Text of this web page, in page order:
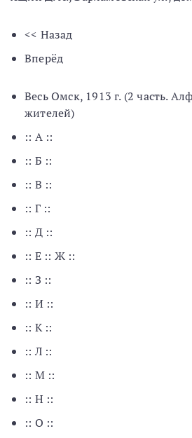
<< Назад
Вперёд
Весь Омск, 1913 г. (2 часть.
жителей)
:: А ::
:: Б ::
:: В ::
:: Г ::
:: Д ::
:: Е :: Ж ::
:: З ::
:: И ::
:: К ::
:: Л ::
:: М ::
:: Н ::
:: О ::